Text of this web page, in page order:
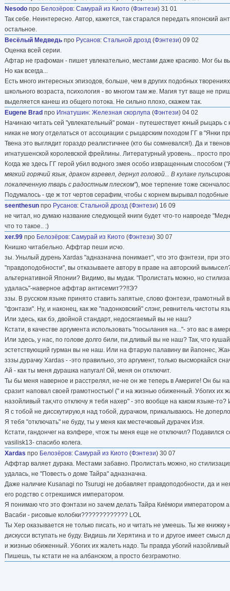
Nesodo про Белозёров: Самурай из Киото (Фэнтези) 31 01
Так себе. Неинтересно. Автор, кажется, так старался передать японский
остальное.
Весёлый Медведь про Русанов: Стальной дрозд (Фэнтези) 09 02
Оценка всей серии.
Афтар не графоман - пишет увлекательно, местами даже красиво. Мог бы
Но как всегда...
Есть много интересных эпизодов, больше, чем в других подобных
школьного возраста, психология - во многом там же. Магия тут ваще не
выделяется канеш из общего потока. Не сильно плохо, скажем так.
Eugene Brad про Игнатушин: Железная скорлупа (Фэнтези) 04 02
Начинаю читать сей "увлекательный" роман - путешествует юный рыцарь
никак не могу отделаться от ассоциации с рыцарским походом ГГ в "Янки
Твена это выглядит гораздо реалистичнее (кто бы сомневался!). Да и
игнатушенской королевской фрейлины. Литературный уровень... просто
Когда же здесь ГГ герой убил водного змея особо извращенным способом (
мягкий горячий язык, дракон взревел, дернул головой... В кулаке
покалеченную тварь с радостным плеском"), мое терпение тоже
Подумалось - где ж тот чертов серафим, чтобы с корнем вырывал подобные
seenthesun про Русанов: Стальной дрозд (Фэнтези) 16 09
не читал, но думаю название следующей книги будет что-то навроеде
что то такое.. :)
xer.99 про Белозёров: Самурай из Киото (Фэнтези) 30 07
Книшко читабельно. Аффтар пеши исчо.
зы. Унылый дурень Xardas "адназначна понимает", что это фэнтези, при
"правдоподобности", вы отказываете автору в праве на авторский
альтернативной Японии? Видимо, вы мудак. "Пролистать можно, но
удалась"-наверное аффтар антисемит??!!Э?
ззы. В русском языке принято ставить запятые, слово фэнтези,
"фэнтази". Ну, и наконец, как же "падонковский" слэнг, ревнитель чистоты
Или здесь, как бэ, двойной стандарт, недосягаемый вы не наш?
Кстати, в качестве аргумента использовать "посылания на..."- это вас в
Или здесь, у нас, по голове долго били, пи.дливый вы не наш? Так, что
эстетствующий гурман вы не наш. Или на фтарую палавину ви йапонес,
зззы.дурачку Xardas - -это правильно, это аргумент, только высморкайся
Ай - как ты меня дурашка напугал! Ой, меня он отключит.
Ты бы меня наверное и расстрелял, не-не он же теперь в Америге! Он бы
сразит наповал своей грамотностью! (" и на жизнью обиженный. Убогих их
назойливый так,что отключу я тебя нахер" - это вообще на каком языке-
Я с тобой не дисскутирую,я над тобой, дурачком, прикалываюсь. Не
Я тебя "отключать" не буду, ты у меня как местечковый дурачек Изя.
Кстати, гандончег на вэлфере, чтож ты меня еще не отключил? Подавился
vasilisk13- спасибо колега.
Xardas про Белозёров: Самурай из Киото (Фэнтези) 30 07
Аффтар валяет дурака. Местами забавно. Пролистать можно, но
удалась, не "Повесть о доме Тайра" адназначна.
Даже наличие Kusanagi no Tsurugi не добавляет правдоподобности, да и
его родство с отрекшимся императором.
Я понимаю что это фэнтази но зачем делать Тайра Киёмори императором а
Васаби - рисовые колобки????????????? LOL
Ты Хер оказывается не только писать, но и читать не умеешь. Ты же
дискусси вступать не буду. Видишь ли Херятина и то и другое имеет
и жизнью обиженный. Убогих их жалеть надо. Ты правда убогий назойливый
Пишешь, ты кстати не на албанском, а просто безграмотно.